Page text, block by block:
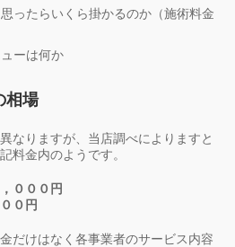
ったらいくら掛かるのか（施術料金
ーは何か
相場
なりますが、当店調べによりますと
料金内のようです。
０００円
０円
だけはなく各事業者のサービス内容